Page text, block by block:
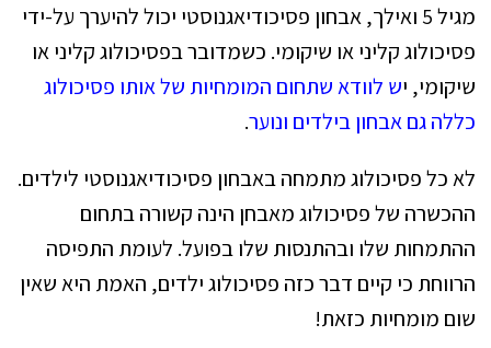
מגיל 5 ואילך, אבחון פסיכודיאגנוסטי יכול להיערך על-ידי
פסיכולוג קליני או שיקומי. כשמדובר בפסיכולוג קליני או
שיקומי, יש לוודא שתחום המומחיות של אותו פסיכולוג
כללה גם אבחון בילדים ונוער.
לא כל פסיכולוג מתמחה באבחון פסיכודיאגנוסטי לילדים.
ההכשרה של פסיכולוג מאבחן הינה קשורה בתחום
ההתמחות שלו ובהתנסות שלו בפועל. לעומת התפיסה
הרווחת כי קיים דבר כזה פסיכולוג ילדים, האמת היא שאין
שום מומחיות כזאת!